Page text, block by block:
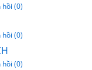
hồi (0)
hồi (0)
hồi (0)